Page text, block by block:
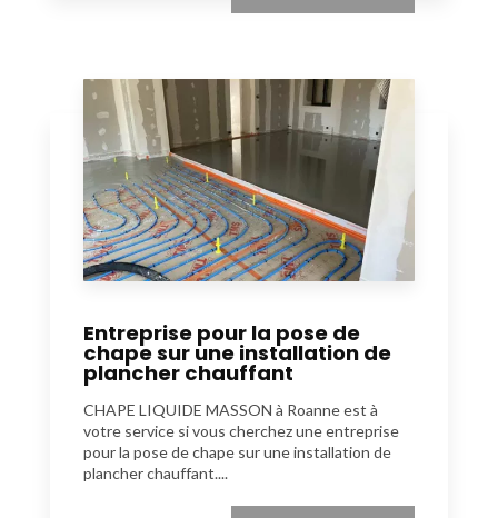
Entreprise pour la pose de
chape sur une installation de
plancher chauffant
CHAPE LIQUIDE MASSON à Roanne est à
votre service si vous cherchez une entreprise
pour la pose de chape sur une installation de
plancher chauffant....